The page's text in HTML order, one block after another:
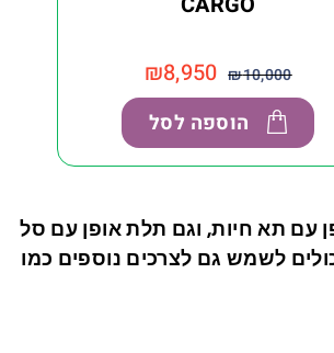
₪10,000
₪8,950
הוספה לסל
עם תא חיות, וגם תלת אופן עם סל
לשמש גם לצרכים נוספים כמו